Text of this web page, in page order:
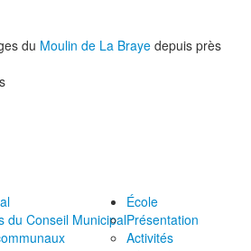
du Moulin de La Braye depuis près
du Conseil Municipal
École
Présentation
Activités